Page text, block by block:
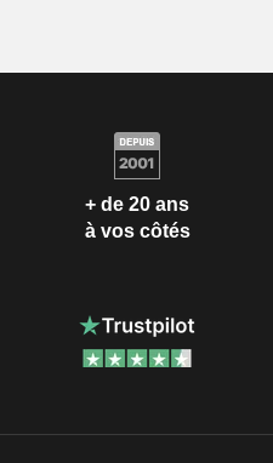
+ de 20 ans
à vos côtés